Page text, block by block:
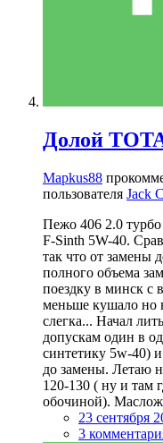
Долой
Mapkus88
пользователя Jack C
Пежо 406 2.0 турбо
F-Sinth 5W-40.
так что от замены
полного объема
поездку в минск с
меньше кушало но
слегка... Начал
допускам один в
синтетику 5w-40)
до замены. Летаю
120-130 ( ну и там
обочиной).
23 сентября
3